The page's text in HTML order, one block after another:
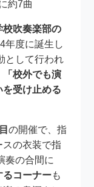
約7曲
校吹奏楽部の
年度に誕生し
として行われ
「校外でも演
受け止める
の開催で、指
スの衣装で指
奏の合間に
るコーナーも